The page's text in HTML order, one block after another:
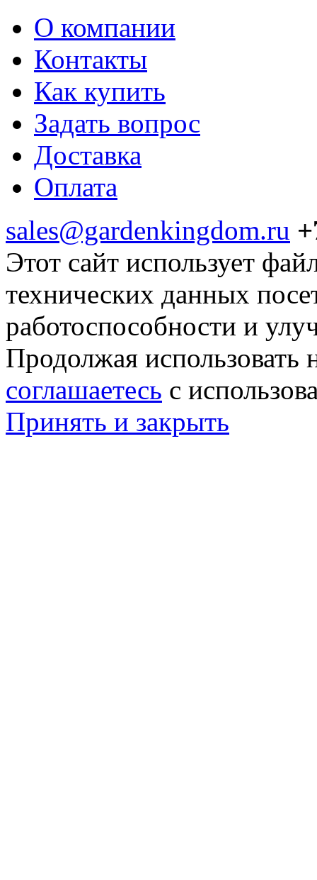
О компании
Контакты
Как купить
Задать вопрос
Доставка
Оплата
sales@gardenkingdom.ru
Этот сайт использует
технических данных
работоспособности и
Продолжая использовать
соглашаетесь с
Принять и закрыть